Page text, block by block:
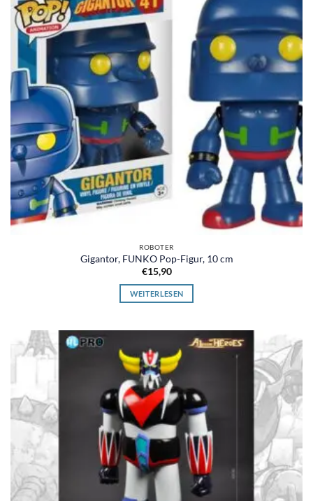
ROBOTER
Gigantor, FUNKO Pop-Figur, 10 cm
€15,90
WEITERLESEN